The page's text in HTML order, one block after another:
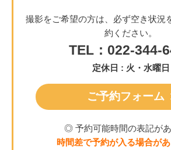
撮影をご希望の方は、必ず空き状況
約ください。
TEL：022-344-
定休日 : 火・水曜日
ご予約フォーム
◎ 予約可能時間の表記が
時間差で予約が入る場合があ